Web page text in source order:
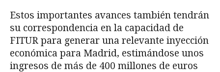
Estos importantes avances también tendrán
su correspondencia en la capacidad de
FITUR para generar una relevante inyección
económica para Madrid, estimándose unos
ingresos de más de 400 millones de euros